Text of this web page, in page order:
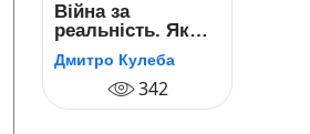
Війна за
реальність. Як
перемагати у світі
фейків, правд і
спільнот
Дмитро Кулеба
342